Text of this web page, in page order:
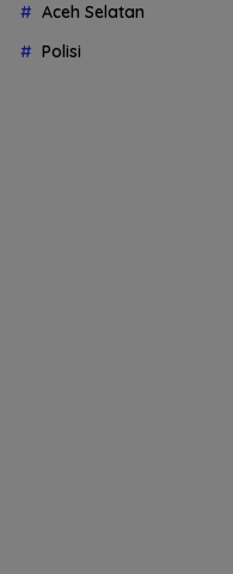
Aceh Selatan
Polisi